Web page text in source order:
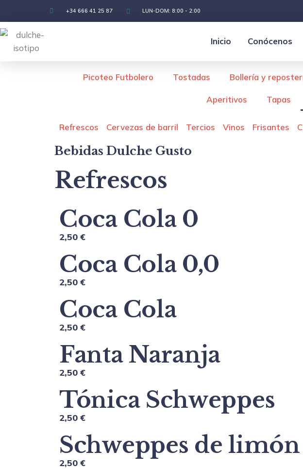
+34 666 41 25 87 LUN-DOM: 8:00 - 2:00
Inicio Conócenos
Picoteo Futbolero Tostadas Bollería y
Aperitivos Tapas
Refrescos Cervezas de barril Tercios Vinos Frisantes
Bebidas Dulche Gusto
Refrescos
Coca Cola 0
2,50 €
Coca Cola 0,0
2,50 €
Coca Cola
2,50 €
Fanta Naranja
2,50 €
Tónica Schweppes
2,50 €
Schweppes de limón
2,50 €